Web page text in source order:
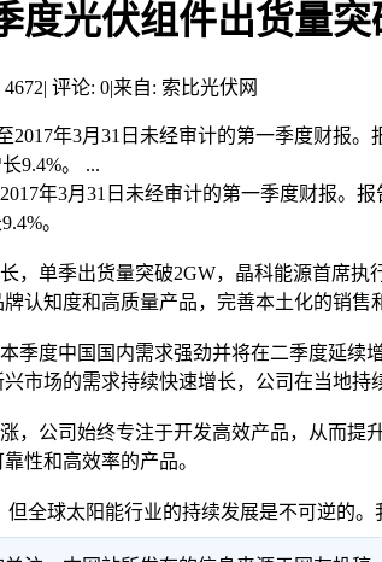
度光伏组件出货量
| 评论: 0|来自: 索比光伏网
2017年3月31日未经审计的第一季度财报
9.4%。 ...
年3月31日未经审计的第一季度财报。报
。
单季出货量突破2GW，晶科能源首席执
认知度和高质量产品，完善本土化的销
度中国国内需求强劲并将在二季度延续
市场的需求持续快速增长，公司在当地
公司始终专注于开发高效产品，从而提
性和高效率的产品。
球太阳能行业的持续发展是不可逆的。